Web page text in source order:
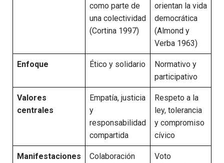
como parte de
una colectividad
(Cortina 1997)
orientan la vida
democrática
(Almond y
Verba 1963)
Enfoque Ético y solidario
Normativo y
participativo
Valores
centrales
Empatía, justicia
y
responsabilidad
compartida
Respeto a la
ley, tolerancia
y compromiso
cívico
Manifestaciones
Colaboración
Voto